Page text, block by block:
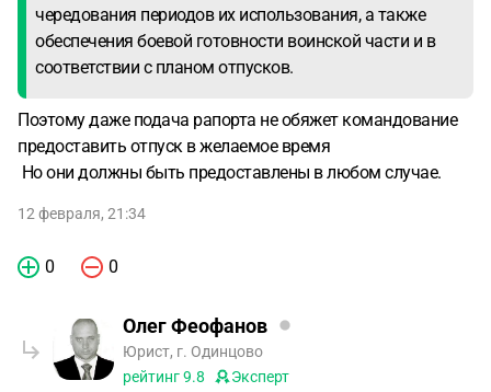
чередования периодов их использования, а также
обеспечения боевой готовности воинской части и в
соответствии с планом отпусков.
Поэтому даже подача рапорта не обяжет командование
предоставить отпуск в желаемое время
Но они должны быть предоставлены в любом случае.
12 февраля, 21:34
0 0
Олег Феофанов
Юрист, г. Одинцово
рейтинг9.8 Эксперт